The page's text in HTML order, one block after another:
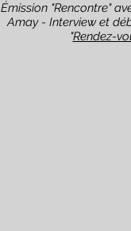
Émission "Rencontre"
Amay - Interview et
"Rendez-